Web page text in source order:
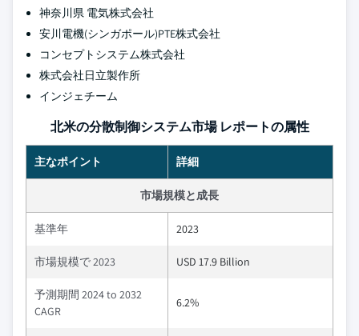
神奈川県 電気株式会社
安川電機(シンガポール)PTE株式会社
コンセプトシステム株式会社
株式会社日立製作所
インジェチーム
北米の分散制御システム市場 レポートの属性
主なポイント 詳細
市場規模と成長
基準年 2023
市場規模で 2023 USD 17.9 Billion
予測期間 2024 to 2032
CAGR
6.2%